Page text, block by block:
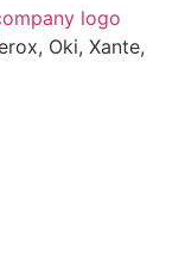
Oki, Xante,